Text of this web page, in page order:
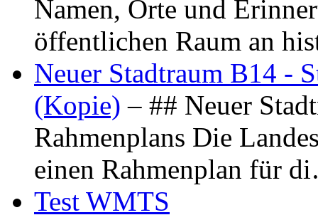
Namen, Orte und
öffentlichen Raum an
Neuer Stadtraum B14 -
(Kopie) – ## Neuer
Rahmenplans Die
einen Rahmenplan für
Test WMTS